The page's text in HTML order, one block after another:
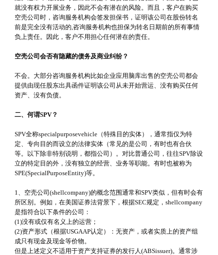
就没有权力开展业务，因此不会有潜在的风险。而且，客户在购买
空壳公司时，咨询服务机构会签发担保书，证明该公司在股份转名
前是完全没有活动的,咨询服务机构也担保为转名日期前的所有事情
负上责任。因此，客户不用担心任何潜在的责任。
空壳公司会否有隐藏的债务及商业纠纷？
不会。大部分咨询服务机构比如企业应用脑库出售的空壳公司都会
提供由现任股东出具函件证明该公司从未开始营运、没有购买任何
资产、没有负债。
二、何谓SPV？
SPV全称specialpurposevehicle（特殊目的实体），通常指仅为特
定、专向目的而设立的法律实体（常见的是公司，有时也有合伙
等。以下除非特别说明，都指公司）。对比普通公司，往往SPV除设
立的特定目的外，没有独立的经营、业务等职能。有时也被称为
SPE(SpecialPurposeEntity)等。
1、空壳公司(shellcompany)的概念范围通常和SPV类似，但有时会有
所区别。例如，在美国证券法背景下，根据SEC规定，shellcompany
是指符合以下条件的公司：
(1)没有或仅有名义上的运营；
(2)资产形式（根据USGAAP认定）：无资产，或者实质上的资产组
成只有现金及现金等价物。
但是上述定义不适用于资产支持证券的发行人(ABSissuer)。通常涉